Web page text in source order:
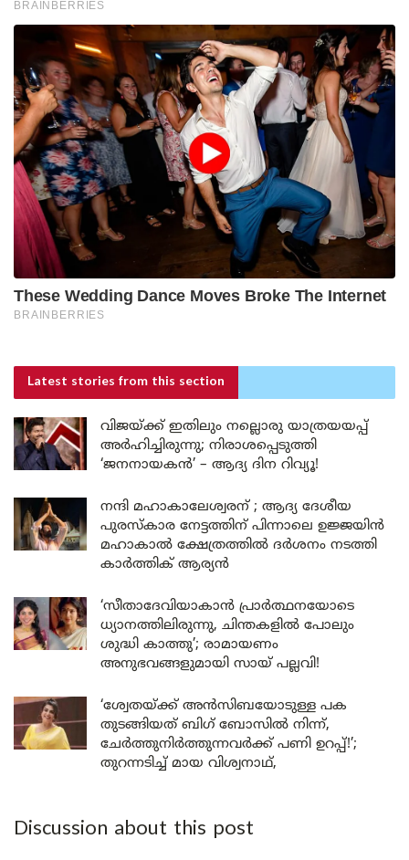
Latest stories from this section
വിജയ്ക്ക് ഇതിലും നല്ലൊരു യാത്രയയപ്പ്
അർഹിച്ചിരുന്നു; നിരാശപ്പെടുത്തി
‘ജനനായകൻ’ – ആദ്യ ദിന റിവ്യൂ!
നന്ദി മഹാകാലേശ്വരന് ; ആദ്യ ദേശീയ
പുരസ്കാര നേട്ടത്തിന് പിന്നാലെ ഉജ്ജയിൻ
മഹാകാൽ ക്ഷേത്രത്തിൽ ദർശനം നടത്തി
കാർത്തിക് ആര്യൻ
‘സീതാദേവിയാകാൻ പ്രാർത്ഥനയോടെ
ധ്യാനത്തിലിരുന്നു, ചിന്തകളിൽ പോലും
ശുദ്ധി കാത്തു’; രാമായണം
അനുഭവങ്ങളുമായി സായ് പല്ലവി!
‘ശ്വേതയ്ക്ക് അൻസിബയോടുള്ള പക
തുടങ്ങിയത് ബിഗ് ബോസിൽ നിന്ന്,
ചേർത്തുനിർത്തുന്നവർക്ക് പണി ഉറപ്പ്!’;
തുറന്നടിച്ച് മായ വിശ്വനാഥ്,
Discussion about this post